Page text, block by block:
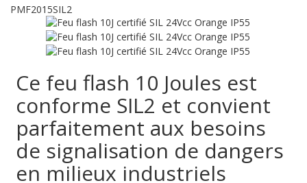
PMF2015SIL2
Ce feu flash 10 Joules est
conforme SIL2 et convient
parfaitement aux besoins
de signalisation de dangers
en milieux industriels